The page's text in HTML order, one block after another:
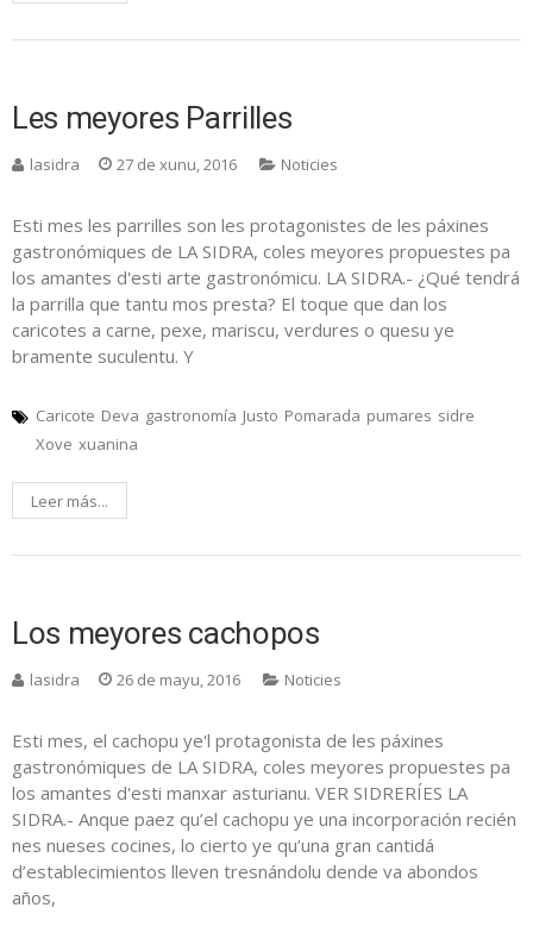
Les meyores Parrilles
lasidra 27 de xunu, 2016 Noticies
Esti mes les parrilles son les protagonistes de les páxines
gastronómiques de LA SIDRA, coles meyores propuestes pa
los amantes d'esti arte gastronómicu. LA SIDRA.- ¿Qué tendrá
la parrilla que tantu mos presta? El toque que dan los
caricotes a carne, pexe, mariscu, verdures o quesu ye
bramente suculentu. Y
Caricote Deva gastronomía Justo Pomarada pumares sidre
Xove xuanina
Leer más...
Los meyores cachopos
lasidra 26 de mayu, 2016 Noticies
Esti mes, el cachopu ye'l protagonista de les páxines
gastronómiques de LA SIDRA, coles meyores propuestes pa
los amantes d'esti manxar asturianu. VER SIDRERÍES LA
SIDRA.- Anque paez qu’el cachopu ye una incorporación recién
nes nueses cocines, lo cierto ye qu’una gran cantidá
d’establecimientos lleven tresnándolu dende va abondos
años,